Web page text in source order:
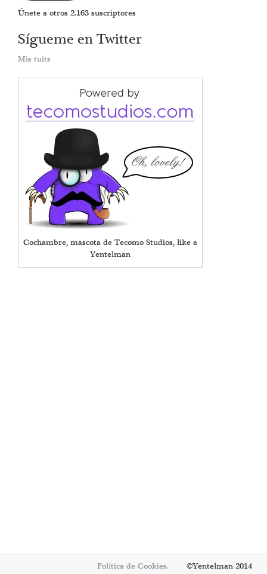
Únete a otros 2.163 suscriptores
Sígueme en Twitter
Mis tuits
Cochambre, mascota de Tecomo Studios, like a
Yentelman
©Yentelman 2014
Política de Cookies.